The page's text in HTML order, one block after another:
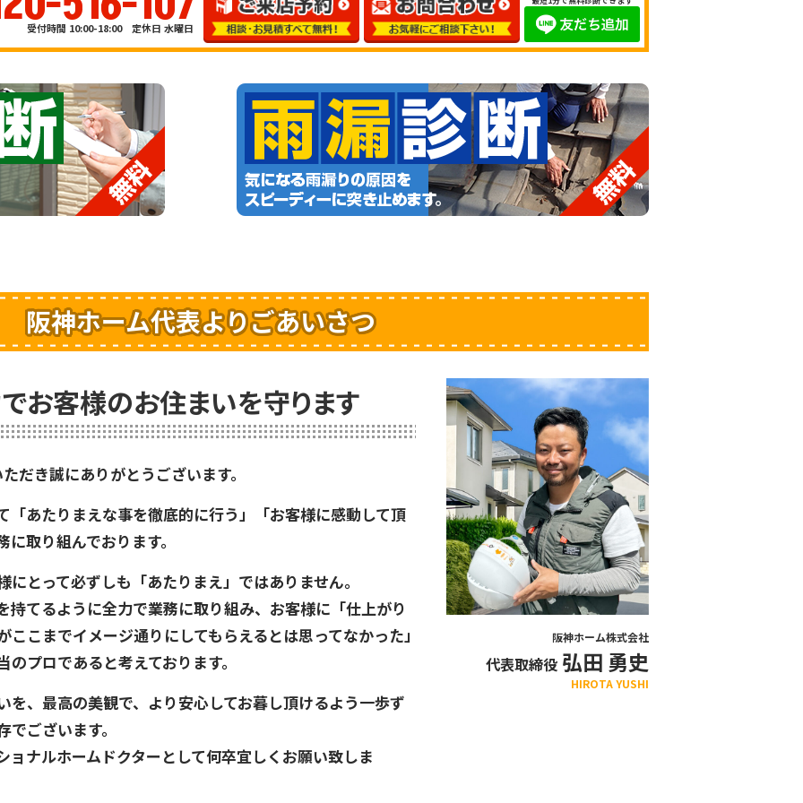
受付時間 10:00-18:00 定休日 水曜日
阪神ホーム代表よりごあいさつ
お客様のお住まいを守ります
阪神ホーム株式会社
代表取締役 弘田 勇史
HIROTA YUSHI
だき誠にありがとうございます。
「あたりまえな事を徹底的に行う」「お客様に感動して頂
取り組んでおります。
とって必ずしも「あたりまえ」ではありません。
持てるように全力で業務に取り組み、お客様に「仕上がり
こまでイメージ通りにしてもらえるとは思ってなかった」
プロであると考えております。
を、最高の美観で、より安心してお暮し頂けるよう一歩ず
ございます。
ナルホームドクターとして何卒宜しくお願い致しま